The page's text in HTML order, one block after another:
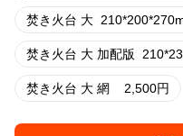
焚き火台 大
焚き火台 大 加配版
焚き火台 大 網 2,500円